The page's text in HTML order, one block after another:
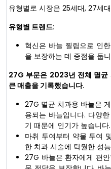
유형별로 시장은 25세대, 27세
유형별 트렌드:
혁신은 바늘 찔림으로 인
을 보장하는 데 중점을 둡
27G 부문은 2023년 전체 멸균
큰 매출을 기록했습니다.
27G 멸균 치과용 바늘은
용되는 바늘입니다. 다양
기 때문에 인기가 높습니다.
마취 투여부터 약물 투여
한 치과 시술에 탁월한 성
27G 바늘은 환자에게 편